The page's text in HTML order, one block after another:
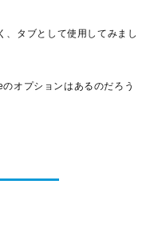
タブとして使用してみまし
オプションはあるのだろう